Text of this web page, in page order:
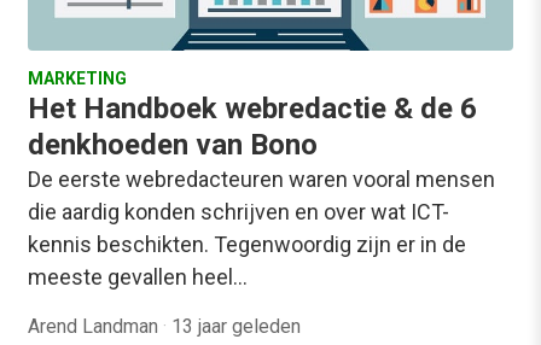
MARKETING
Het Handboek webredactie & de 6
denkhoeden van Bono
De eerste webredacteuren waren vooral mensen
die aardig konden schrijven en over wat ICT-
kennis beschikten. Tegenwoordig zijn er in de
meeste gevallen heel…
Arend Landman · 13 jaar geleden